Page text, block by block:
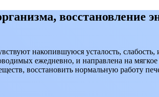
восстановление
накопившуюся усталость,
ежедневно, и направлена на
восстановить нормальную работу